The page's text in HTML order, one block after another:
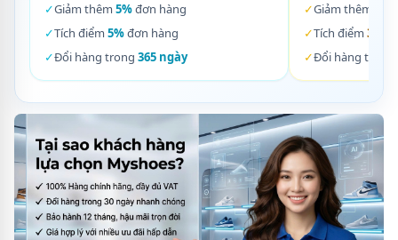
✓Giảm thêm 5%đơn hàng
✓Tích điểm 5%đơn hàng
✓Đổi hàng trong 365 ngày
✓Giảm thêm
✓Tích điểm 3%
✓Đổi hàng trong